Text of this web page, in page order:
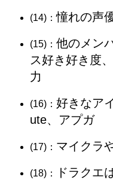
(14)：憧れの声
(15)： 他のメン
ス好き好き度
力
(16)： 好きなア
ute、アプガ
(17)： マイクラ
(18)： ドラク